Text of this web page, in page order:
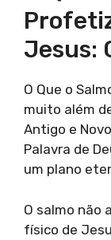
Jesus:
O Que o
muito além
Antigo e
Palavra de
um plano
O salmo não
físico de